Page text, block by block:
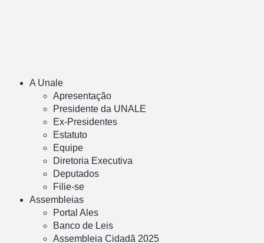
A Unale
Apresentação
Presidente da UNALE
Ex-Presidentes
Estatuto
Equipe
Diretoria Executiva
Deputados
Filie-se
Assembleias
Portal Ales
Banco de Leis
Assembleia Cidadã 2025